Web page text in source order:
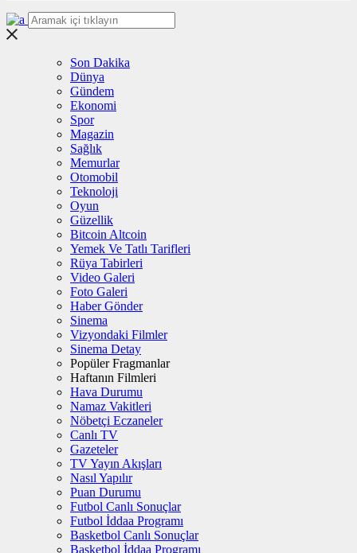
Son Dakika
Dünya
Gündem
Ekonomi
Spor
Magazin
Sağlık
Memurlar
Otomobil
Teknoloji
Oyun
Güzellik
Bitcoin Altcoin
Yemek Ve Tatlı Tarifleri
Rüya Tabirleri
Video Galeri
Foto Galeri
Haber Gönder
Sinema
Vizyondaki Filmler
Sinema Detay
Popüler Fragmanlar
Haftanın Filmleri
Hava Durumu
Namaz Vakitleri
Nöbetçi Eczaneler
Canlı TV
Gazeteler
TV Yayın Akışları
Nasıl Yapılır
Puan Durumu
Futbol Canlı Sonuçlar
Futbol İddaa Programı
Basketbol Canlı Sonuçlar
Basketbol İddaa Programı